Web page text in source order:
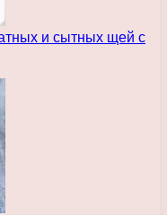
и сытных щей с